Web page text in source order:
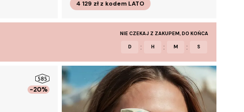
4 129 zł z kodem LATO
NIE CZEKAJ Z ZAKUPEM, DO KOŃCA
D : H : M : S
-20%